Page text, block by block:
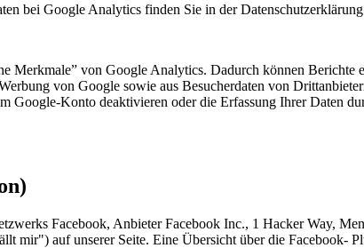
bei Google Analytics finden Sie in der
Merkmale” von Google Analytics. Dadurch können Berichte
von Google sowie aus Besucherdaten von
Google-Konto deaktivieren oder die Erfassung Ihrer Daten
Facebook, Anbieter Facebook Inc., 1 Hacker Way,
mir") auf unserer Seite. Eine Übersicht über die Facebook-